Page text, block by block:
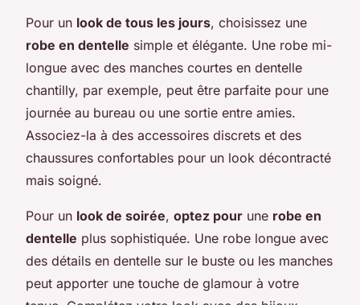
Pour un look de tous les jours, choisissez une
robe en dentelle simple et élégante. Une robe mi-
longue avec des manches courtes en dentelle
chantilly, par exemple, peut être parfaite pour une
journée au bureau ou une sortie entre amies.
Associez-la à des accessoires discrets et des
chaussures confortables pour un look décontracté
mais soigné.
Pour un look de soirée, optez pour une robe en
dentelle plus sophistiquée. Une robe longue avec
des détails en dentelle sur le buste ou les manches
peut apporter une touche de glamour à votre